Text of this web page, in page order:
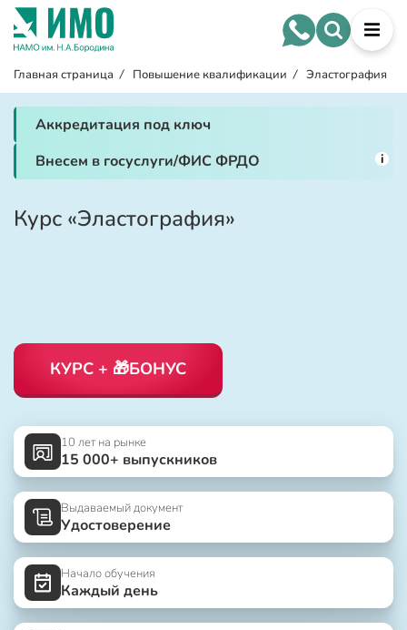
Главная страница / Повышение квалификации / Эластография
Аккредитация под ключ
Внесем в госуслуги/ФИС ФРДО
i
Курс «Эластография»
КУРС + 🎁БОНУС
10 лет на рынке
15 000+ выпускников
Выдаваемый документ
Удостоверение
Начало обучения
Каждый день